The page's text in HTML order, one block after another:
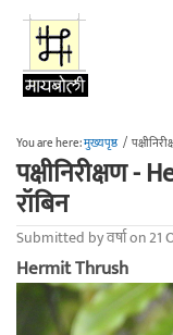
Skip to main content
You are here:मुख्यपृष्ठ /
पक्षीनिरीक्षण
रॉबिन
Submitted byवर्षाon 21
Hermit Thrush